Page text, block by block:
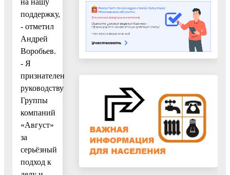
поддержку,
- отметил
Андрей
Воробьев.
- Я
признателен
руководству
Группы
компаний
«Август»
за
серьёзный
подход к